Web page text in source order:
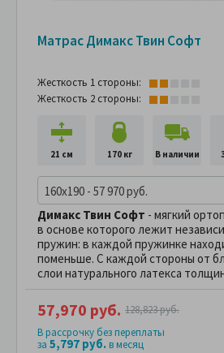
Матрас Димакс Твин Софт
Жесткость 1 стороны:
Жесткость 2 стороны:
21 см 170 кг В наличии
160x190 - 57 970 руб.
Димакс Твин Софт - мягкий
в основе которого лежит
пружин: в каждой пружинке
поменьше. С каждой стороны от
слои натурального латекса
57,970 руб. 128,823 руб.
В рассрочку без переплаты
за 5,797 руб.в месяц